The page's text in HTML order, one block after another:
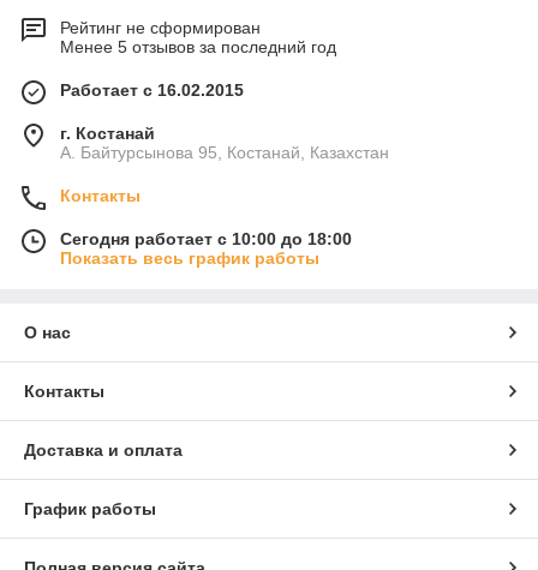
Рейтинг не сформирован
Менее 5 отзывов за последний год
Работает с 16.02.2015
г. Костанай
А. Байтурсынова 95, Костанай, Казахстан
Контакты
Сегодня работает с 10:00 до 18:00
Показать весь график работы
О нас
Контакты
Доставка и оплата
График работы